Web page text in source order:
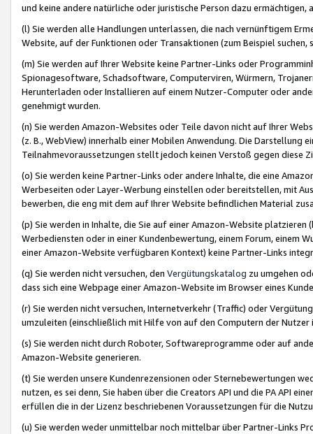
und keine andere natürliche oder juristische Person dazu
(l) Sie werden alle Handlungen unterlassen, die nach vernünftigem
Website, auf der Funktionen oder Transaktionen (zum Beispiel
(m) Sie werden auf Ihrer Website keine Partner-Links oder
Spionagesoftware, Schadsoftware, Computerviren, Würmern,
Herunterladen oder Installieren auf einem Nutzer-Computer oder
genehmigt wurden.
(n) Sie werden Amazon-Websites oder Teile davon nicht auf Ihrer
(z. B., WebView) innerhalb einer Mobilen Anwendung. Die Darstellung
Teilnahmevoraussetzungen stellt jedoch keinen Verstoß gegen diese
(o) Sie werden keine Partner-Links oder andere Inhalte, die eine
Werbeseiten oder Layer-Werbung einstellen oder bereitstellen, mit
bewerben, die eng mit dem auf Ihrer Website befindlichen Material
(p) Sie werden in Inhalte, die Sie auf einer Amazon-Website
Werbediensten oder in einer Kundenbewertung, einem Forum, einem
einer Amazon-Website verfügbaren Kontext) keine Partner-Links
(q) Sie werden nicht versuchen, den Vergütungskatalog zu umgehen
dass sich eine Webpage einer Amazon-Website im Browser eines
(r) Sie werden nicht versuchen, Internetverkehr (Traffic) oder
umzuleiten (einschließlich mit Hilfe von auf den Computern der
(s) Sie werden nicht durch Roboter, Softwareprogramme oder auf
Amazon-Website generieren.
(t) Sie werden unsere Kundenrezensionen oder Sternebewertungen
nutzen, es sei denn, Sie haben über die Creators API und die PA API
erfüllen die in der Lizenz beschriebenen Voraussetzungen für die
(u) Sie werden weder unmittelbar noch mittelbar über Partner-Links